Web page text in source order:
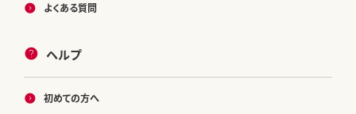
よくある質問
ヘルプ
初めての方へ